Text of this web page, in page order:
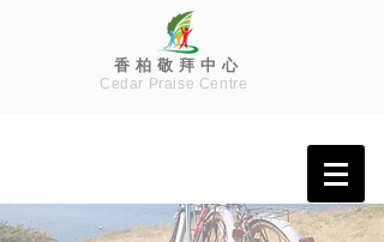
香 柏 敬 拜 中 心
Cedar Praise Centre